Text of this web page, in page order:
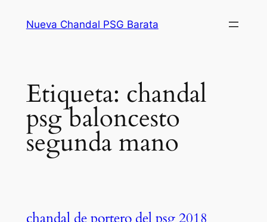
Nueva Chandal PSG Barata
Etiqueta: chandal
psg baloncesto
segunda mano
chandal de portero del psg 2018